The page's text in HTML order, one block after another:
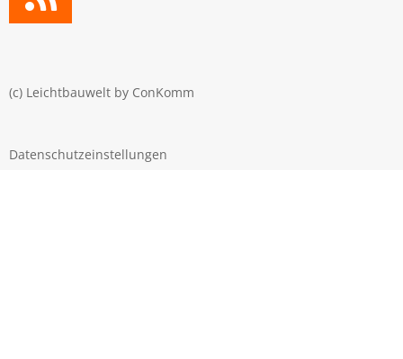
(c) Leichtbauwelt by ConKomm
Datenschutzeinstellungen